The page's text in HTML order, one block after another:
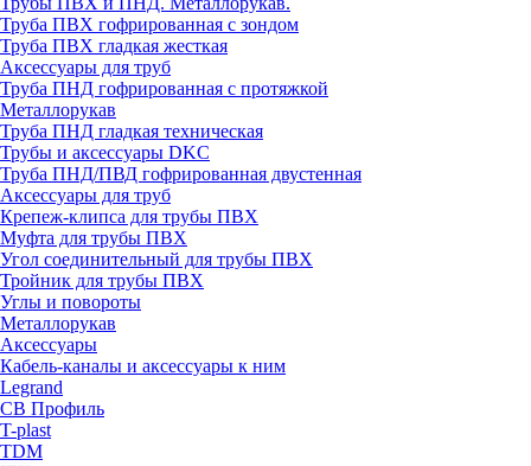
Труба ПВХ гофрированная с зондом
Труба ПВХ гладкая жесткая
Аксессуары для труб
Труба ПНД гофрированная с протяжкой
Металлорукав
Труба ПНД гладкая техническая
Трубы и аксессуары DKC
Труба ПНД/ПВД гофрированная двустенная
Аксессуары для труб
Крепеж-клипса для трубы ПВХ
Муфта для трубы ПВХ
Угол соединительный для трубы ПВХ
Тройник для трубы ПВХ
Углы и повороты
Металлорукав
Аксессуары
Кабель-каналы и аксессуары к ним
Legrand
СВ Профиль
T-plast
TDM